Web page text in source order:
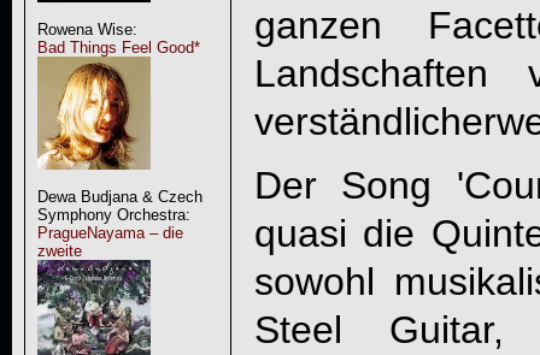
Rowena Wise:
Bad Things Feel Good*
Dewa Budjana & Czech
Symphony Orchestra:
PragueNayama – die
zweite
ganzen
Der Song
quasi die
sowohl
Steel